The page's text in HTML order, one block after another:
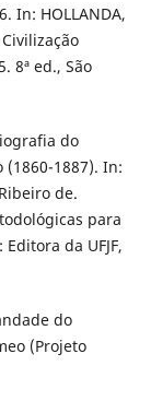
In: HOLLANDA,
8ª ed., São
do
1887). In:
de.
para
da UFJF,
do
(Projeto